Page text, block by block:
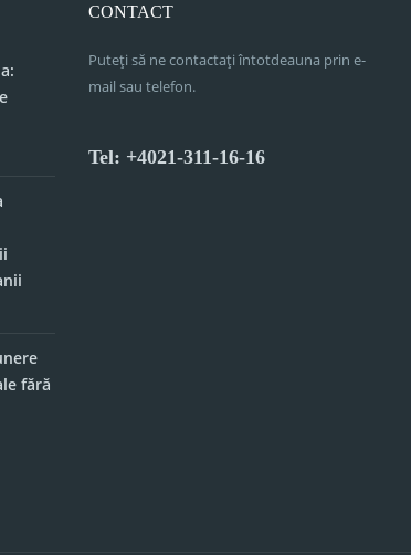
fără
CONTACT
Puteți să ne contactați întotdeauna prin e-
mail sau telefon.
Tel: +4021-311-16-16